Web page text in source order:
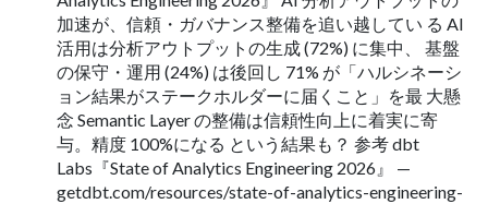
加速が、信頼・ガバナンス整備を追い越してい る AI
活用は分析アウトプットの生成 (72%) に集中、 基盤
の保守・運用 (24%) は後回し 71% が「ハルシネーシ
ョン結果がステークホルダーに届くこと」を最 大懸
念 Semantic Layer の整備は信頼性向上に着実に寄
与。精度 100%になる という結果も？ 参考 dbt
Labs『State of Analytics Engineering 2026』 —
getdbt.com/resources/state-of-analytics-engineering-